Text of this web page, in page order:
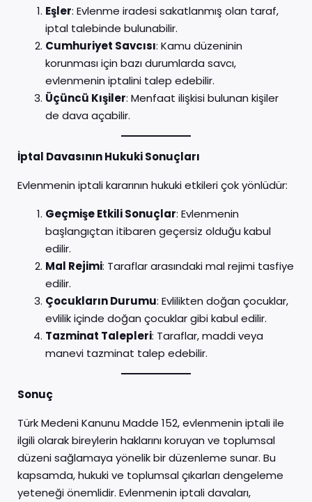
Eşler: Evlenme iradesi sakatlanmış olan taraf,
iptal talebinde bulunabilir.
Cumhuriyet Savcısı: Kamu düzeninin
korunması için bazı durumlarda savcı,
evlenmenin iptalini talep edebilir.
Üçüncü Kışiler: Menfaat ilişkisi bulunan kişiler
de dava açabilir.
İptal Davasının Hukuki Sonuçları
Evlenmenin iptali kararının hukuki etkileri çok yönlüdür:
Geçmişe Etkili Sonuçlar: Evlenmenin
başlangıçtan itibaren geçersiz olduğu kabul
edilir.
Mal Rejimi: Taraflar arasındaki mal rejimi tasfiye
edilir.
Çocukların Durumu: Evlilikten doğan çocuklar,
evlilik içinde doğan çocuklar gibi kabul edilir.
Tazminat Talepleri: Taraflar, maddi veya
manevi tazminat talep edebilir.
Sonuç
Türk Medeni Kanunu Madde 152, evlenmenin iptali ile
ilgili olarak bireylerin haklarını koruyan ve toplumsal
düzeni sağlamaya yönelik bir düzenleme sunar. Bu
kapsamda, hukuki ve toplumsal çıkarları dengeleme
yeteneği önemlidir. Evlenmenin iptali davaları,